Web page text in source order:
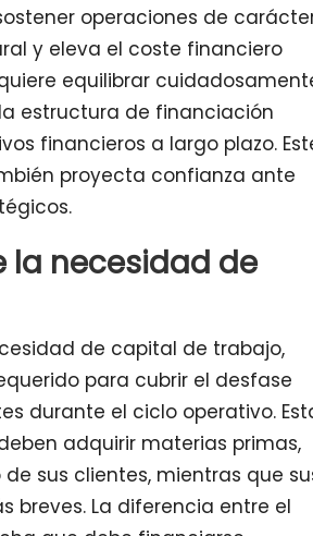
operaciones de
y eleva el coste financiero
equilibrar
estructura de financiación
financieros a largo plazo.
proyecta confianza ante
la necesidad de
de capital de trabajo,
para cubrir el desfase
durante el ciclo operativo.
adquirir materias primas,
sus clientes, mientras que
breves. La diferencia entre el